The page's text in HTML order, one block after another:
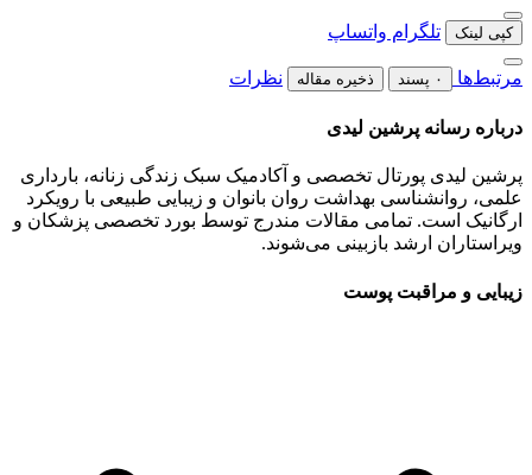
کپی لینک تلگرام واتساپ
مرتبط‌ها ۰ پسند ذخیره مقاله نظرات
درباره رسانه پرشین لیدی
پرشین لیدی پورتال تخصصی و آکادمیک سبک زندگی زنانه، بارداری
علمی، روانشناسی بهداشت روان بانوان و زیبایی طبیعی با رویکرد
ارگانیک است. تمامی مقالات مندرج توسط بورد تخصصی پزشکان و
ویراستاران ارشد بازبینی می‌شوند.
زیبایی و مراقبت پوست